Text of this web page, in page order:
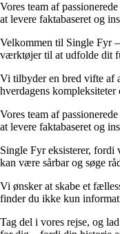
Vores team af
at levere faktabaseret og
Velkommen til Single Fyr
værktøjer til at udfolde dit
Vi tilbyder en bred vifte af
hverdagens
Vores team af
at levere faktabaseret og
Single Fyr eksisterer,
kan være sårbar og søge
Vi ønsker at skabe et
finder du ikke kun
Tag del i vores rejse, og